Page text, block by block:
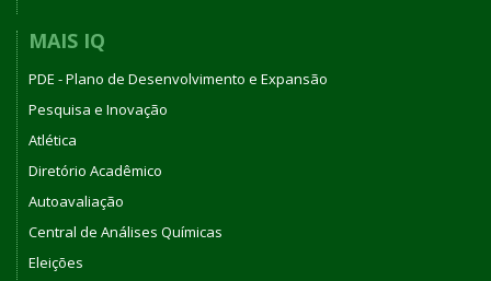
MAIS IQ
PDE - Plano de Desenvolvimento e Expansão
Pesquisa e Inovação
Atlética
Diretório Acadêmico
Autoavaliação
Central de Análises Químicas
Eleições